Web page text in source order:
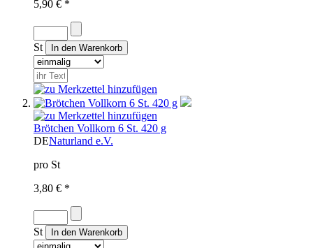
5,90 € *
St
Brötchen Vollkorn 6 St. 420 g
DENaturland e.V.
pro St
3,80 € *
St